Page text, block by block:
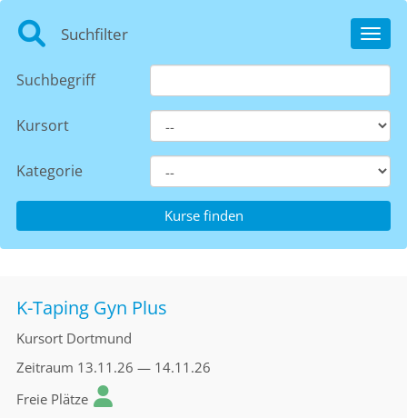
Suchfilter
Suchbegriff
Kursort
Kategorie
K-Taping Gyn Plus
Kursort Dortmund
Zeitraum 13.11.26 — 14.11.26
Freie Plätze